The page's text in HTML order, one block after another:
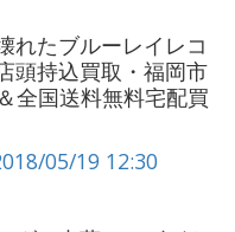
れたブルーレイレコ
頭持込買取・福岡市
全国送料無料宅配買
05/19 12:30